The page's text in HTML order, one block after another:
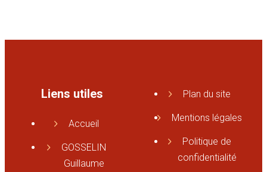
Liens utiles
Accueil
GOSSELIN
Guillaume
Plan du site
Mentions légales
Politique de
confidentialité